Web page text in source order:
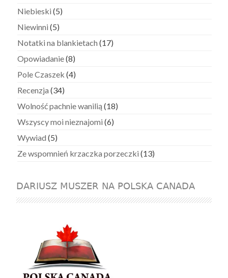
Niebieski (5)
Niewinni (5)
Notatki na blankietach (17)
Opowiadanie(8)
Pole Czaszek (4)
Recenzja (34)
Wolność pachnie wanilią (18)
Wszyscy moi nieznajomi (6)
Wywiad (5)
Ze wspomnień krzaczka porzeczki (13)
DARIUSZ MUSZER NA POLSKA CANADA